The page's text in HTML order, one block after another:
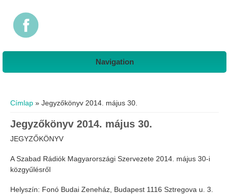
Navigation
Címlap » Jegyzőkönyv 2014. május 30.
Jegyzőkönyv 2014. május 30.
JEGYZŐKÖNYV
A Szabad Rádiók Magyarországi Szervezete 2014. május 30-i
közgyűlésről
Helyszín: Fonó Budai Zeneház, Budapest 1116 Sztregova u. 3.